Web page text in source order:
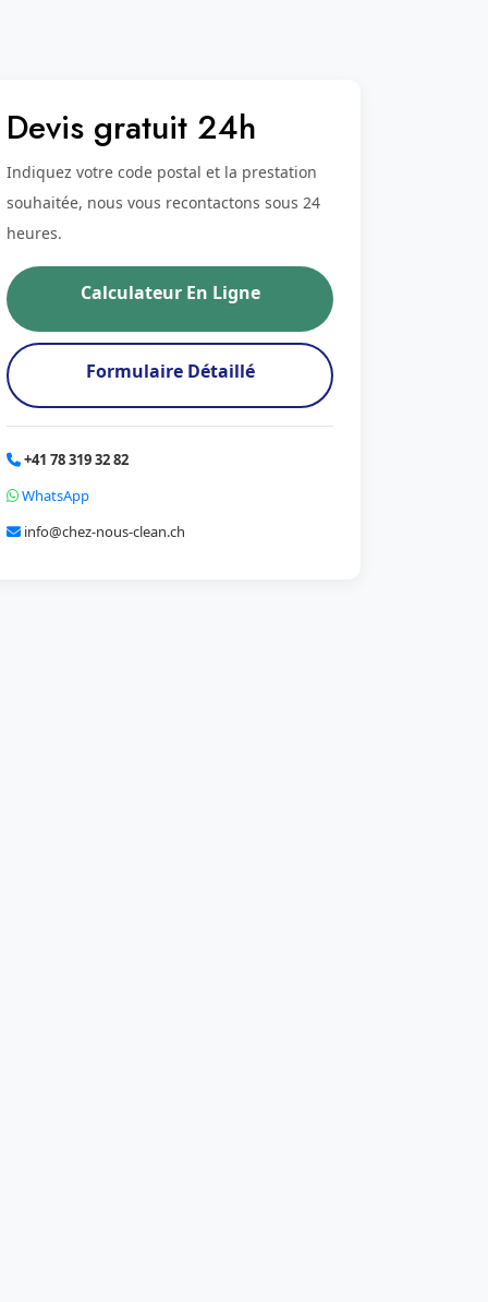
Devis gratuit 24h
Indiquez votre code postal et la prestation
souhaitée, nous vous recontactons sous 24
heures.
Calculateur En Ligne
Formulaire Détaillé
+41 78 319 32 82
WhatsApp
info@chez-nous-clean.ch